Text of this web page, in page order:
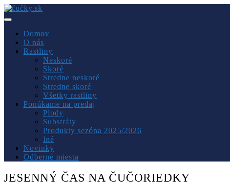
Skip
to
čučky.sk
Domov
O nás
Rastliny
Neskoré
Skoré
Stredne neskoré
Stredne skoré
Všetky rastliny
Ponúkame na predaj
Plody
Substráty
Produkty sezóna 2025/2026
Iné
Novinky
Odberné miesta
JESENNÝ ČAS NA ČUČORIEDKY